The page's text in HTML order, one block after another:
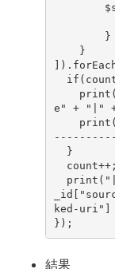
}
}
]).
if (
print (
e"
+ "|"
print (
}
count++;
print (
_id [
ked-uri" ]
});
結果